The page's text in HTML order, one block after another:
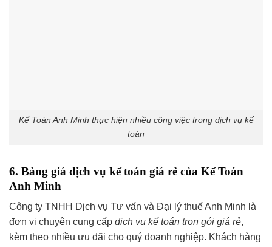
Kế Toán Anh Minh thực hiện nhiều công việc trong dịch vụ kế
toán
6. Bảng giá dịch vụ kế toán giá rẻ của Kế Toán
Anh Minh
Công ty TNHH Dịch vụ Tư vấn và Đại lý thuế Anh Minh là
đơn vị chuyên cung cấp dịch vụ kế toán trọn gói giá rẻ,
kèm theo nhiều ưu đãi cho quý doanh nghiệp. Khách hàng